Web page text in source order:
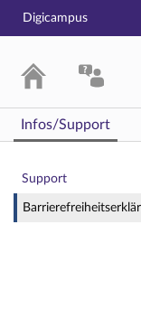
Digicampus
Infos/Support
Support